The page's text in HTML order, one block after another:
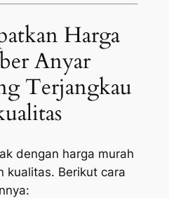
Harga
Anyar
Terjangkau
dengan harga murah
kualitas. Berikut cara